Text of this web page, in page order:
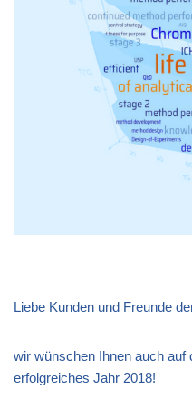
Liebe Kunden und Freunde
wir wünschen Ihnen auch auf
erfolgreiches Jahr 2018!